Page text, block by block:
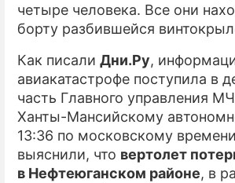
четыре человека. Все они
борту разбившейся
Как писали Дни.Ру,
авиакатастрофе поступила в
часть Главного управления
Ханты-Мансийскому
13:36 по московскому
выяснили, что вертолет
в Нефтеюганском районе, в